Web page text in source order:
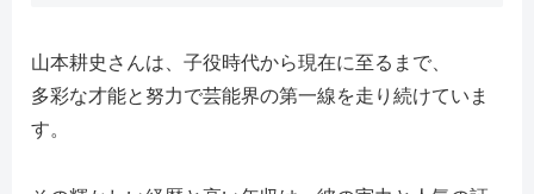
山本耕史さんは、子役時代から現在に至るまで、
多彩な才能と努力で芸能界の第一線を走り続けていま
す。